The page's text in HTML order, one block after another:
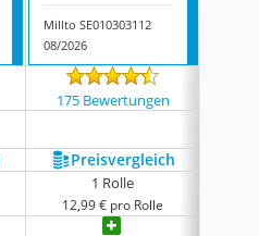
Millto SE010303112
08/2026
175 Bewertungen
Preis­vergleich
1 Rolle
12,99 € pro Rolle